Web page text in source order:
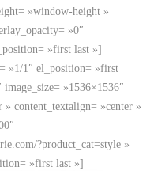
»window-height »
»0″
»first last »]
»1/1″ el_position= »first
»1536×1536″
» content_textalign= »center »
?product_cat=style »
»first last »]